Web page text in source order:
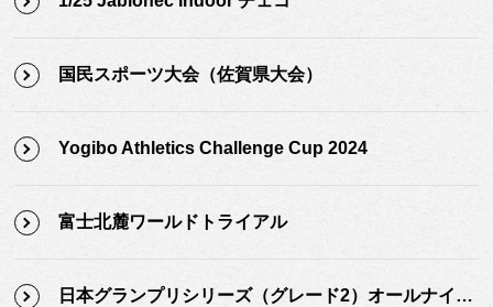
国民スポーツ大会（佐賀県大会）
Yogibo Athletics Challenge Cup 2024
富士北麓ワールドトライアル
日本グランプリシリーズ（グレード2）オールナイト陸上